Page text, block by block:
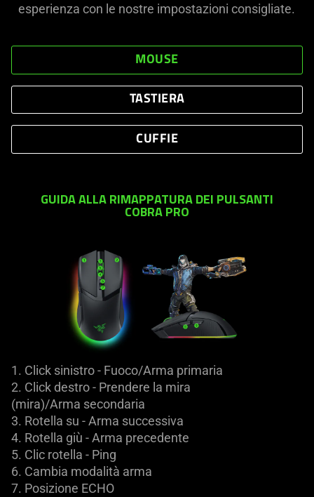
esperienza con le nostre impostazioni consigliate.
MOUSE
TASTIERA
CUFFIE
GUIDA ALLA RIMAPPATURA DEI PULSANTI
COBRA PRO
1. Click sinistro - Fuoco/Arma primaria
2. Click destro - Prendere la mira
(mira)/Arma secondaria
3. Rotella su - Arma successiva
4. Rotella giù - Arma precedente
5. Clic rotella - Ping
6. Cambia modalità arma
7. Posizione ECHO